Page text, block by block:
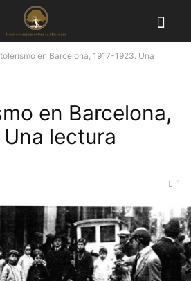
en Barcelona, 1917-1923. Una
en Barcelona,
lectura
1